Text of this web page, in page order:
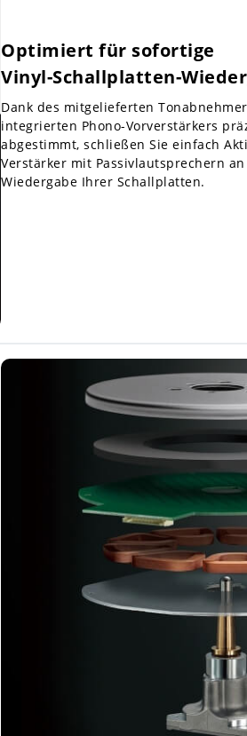
Optimiert für sofortige
Vinyl-Schallplatten-
Dank des mitgelieferten
integrierten Phono-Vorverstärkers
abgestimmt, schließen Sie einfach
Verstärker mit Passivlautsprechern
Wiedergabe Ihrer Schallplatten.